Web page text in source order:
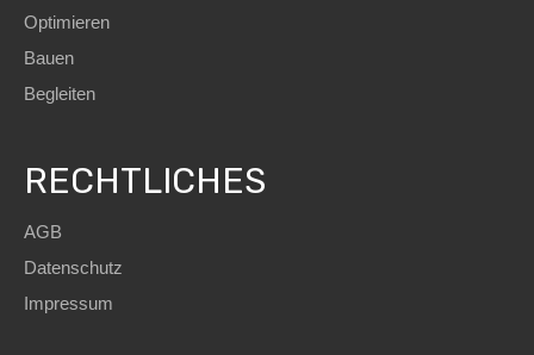
Optimieren
Bauen
Begleiten
RECHTLICHES
AGB
Datenschutz
Impressum